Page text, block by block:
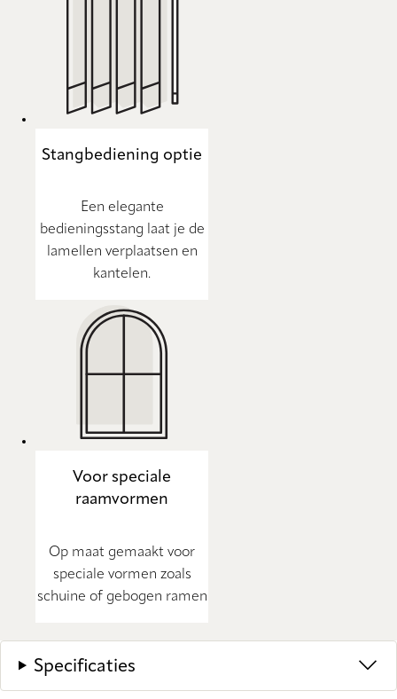
Stangbediening optie
Een elegante
bedieningsstang laat je de
lamellen verplaatsen en
kantelen.
Voor speciale
raamvormen
Op maat gemaakt voor
speciale vormen zoals
schuine of gebogen ramen
Specificaties